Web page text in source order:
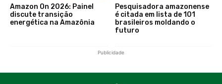
Amazon On 2026: Painel
discute transição
energética na Amazônia
Pesquisadora amazonense
é citada em lista de 101
brasileiros moldando o
futuro
Publicidade